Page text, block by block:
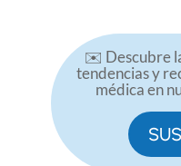
✉️ Descubre
tendencias y
médica en